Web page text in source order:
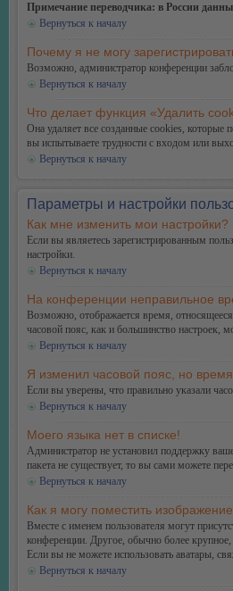
Примечание переводчика: в России
Вернуться к началу
Почему я не могу
Возможно, администратор конференции
Вернуться к началу
Что делает функция «Удалить
Она удаляет все созданные cookies,
вы испытываете трудности с входом или
Вернуться к началу
Параметры и настройки
Как мне изменить мои настройки?
Если вы являетесь зарегистрированным
настройки.
Вернуться к началу
На конференции неправильное
Возможно, отображается время,
часовой пояс, как и большинство настроек,
Вернуться к началу
Я изменил часовой пояс, но
Если вы уверены, что правильно указали
Вернуться к началу
Моего языка нет в списке!
Администратор не установил поддержку
пакета не существует, то вы сами можете
Вернуться к началу
Как я могу поместить
Вместе с именем пользователя могут
конференции. Другое, обычно более крупное,
Если вы не можете использовать аватары,
Вернуться к началу